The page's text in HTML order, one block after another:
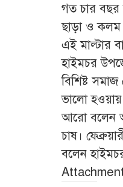
গত চার বছর
ছাড়া ও কলম
এই মাল্টার
হাইমচর
বিশিষ্ট
ভালো হওয়ায়
আরো বলেন
চাষ।
বলেন